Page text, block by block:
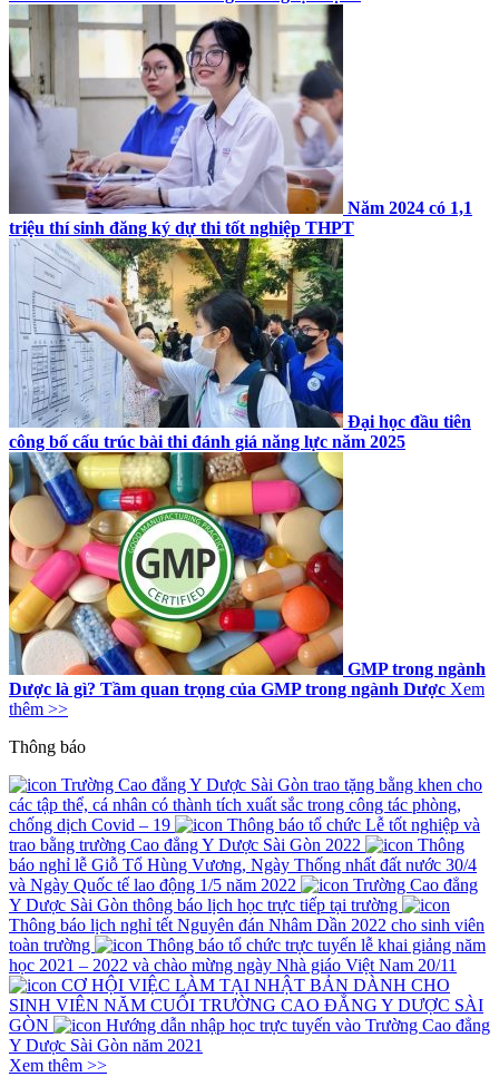
Năm 2024 có 1,1
triệu thí sinh đăng ký dự thi tốt nghiệp THPT
Đại học đầu tiên
công bố cấu trúc bài thi đánh giá năng lực năm 2025
GMP trong ngành
Dược là gì? Tầm quan trọng của GMP trong ngành Dược Xem
thêm >>
Thông báo
Trường Cao đẳng Y Dược Sài Gòn trao tặng bằng khen cho
các tập thể, cá nhân có thành tích xuất sắc trong công tác phòng,
chống dịch Covid – 19
Thông báo tổ chức Lễ tốt nghiệp và
trao bằng trường Cao đẳng Y Dược Sài Gòn 2022
Thông
báo nghỉ lễ Giỗ Tổ Hùng Vương, Ngày Thống nhất đất nước 30/4
và Ngày Quốc tế lao động 1/5 năm 2022
Trường Cao đẳng
Y Dược Sài Gòn thông báo lịch học trực tiếp tại trường
Thông báo lịch nghỉ tết Nguyên đán Nhâm Dần 2022 cho sinh viên
toàn trường
Thông báo tổ chức trực tuyến lễ khai giảng năm
học 2021 – 2022 và chào mừng ngày Nhà giáo Việt Nam 20/11
CƠ HỘI VIỆC LÀM TẠI NHẬT BẢN DÀNH CHO
SINH VIÊN NĂM CUỐI TRƯỜNG CAO ĐẲNG Y DƯỢC SÀI
GÒN
Hướng dẫn nhập học trực tuyến vào Trường Cao đẳng
Y Dược Sài Gòn năm 2021
Xem thêm >>